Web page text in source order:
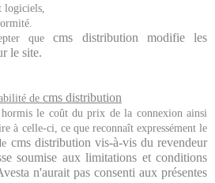
quecms distribution modifie les
le site.
de cms distribution
le coût du prix de la connexion ainsi
à celle-ci, ce que reconnaît expressément le
cms distribution vis-à-vis du revendeur
soumise aux limitations et conditions
n'aurait pas consenti aux présentes